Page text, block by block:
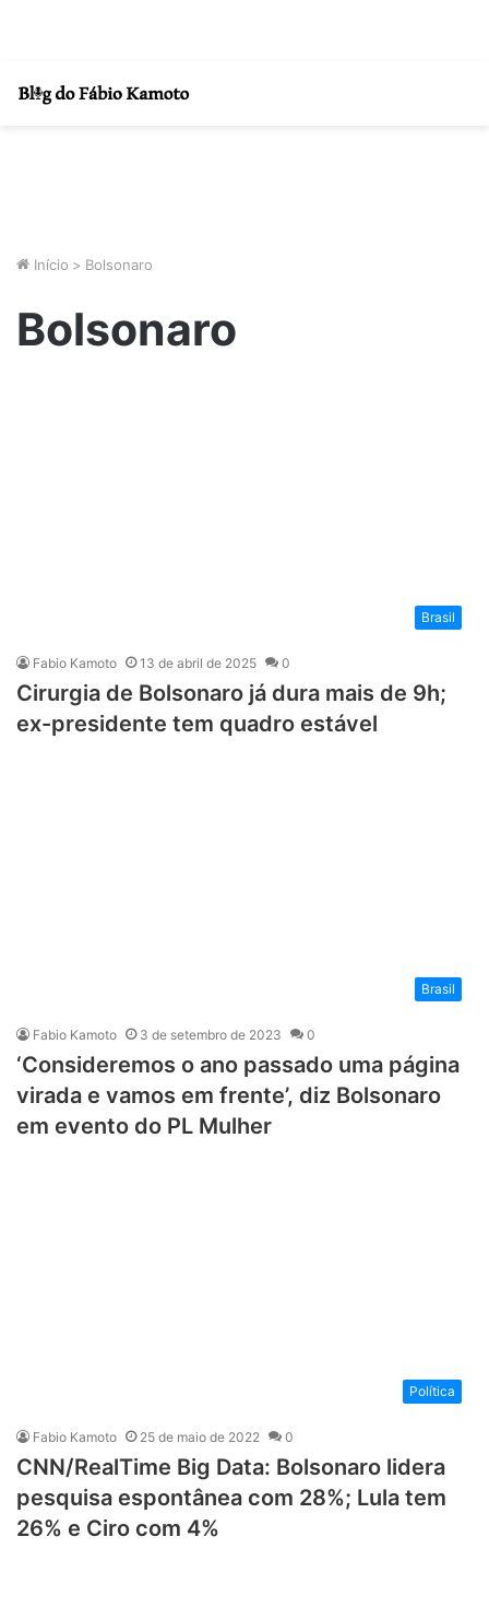
Início > Bolsonaro
Bolsonaro
Brasil
Fabio Kamoto 13 de abril de 2025 0
Cirurgia de Bolsonaro já dura mais de 9h;
ex-presidente tem quadro estável
Brasil
Fabio Kamoto 3 de setembro de 2023 0
‘Consideremos o ano passado uma página
virada e vamos em frente’, diz Bolsonaro
em evento do PL Mulher
Política
Fabio Kamoto 25 de maio de 2022 0
CNN/RealTime Big Data: Bolsonaro lidera
pesquisa espontânea com 28%; Lula tem
26% e Ciro com 4%